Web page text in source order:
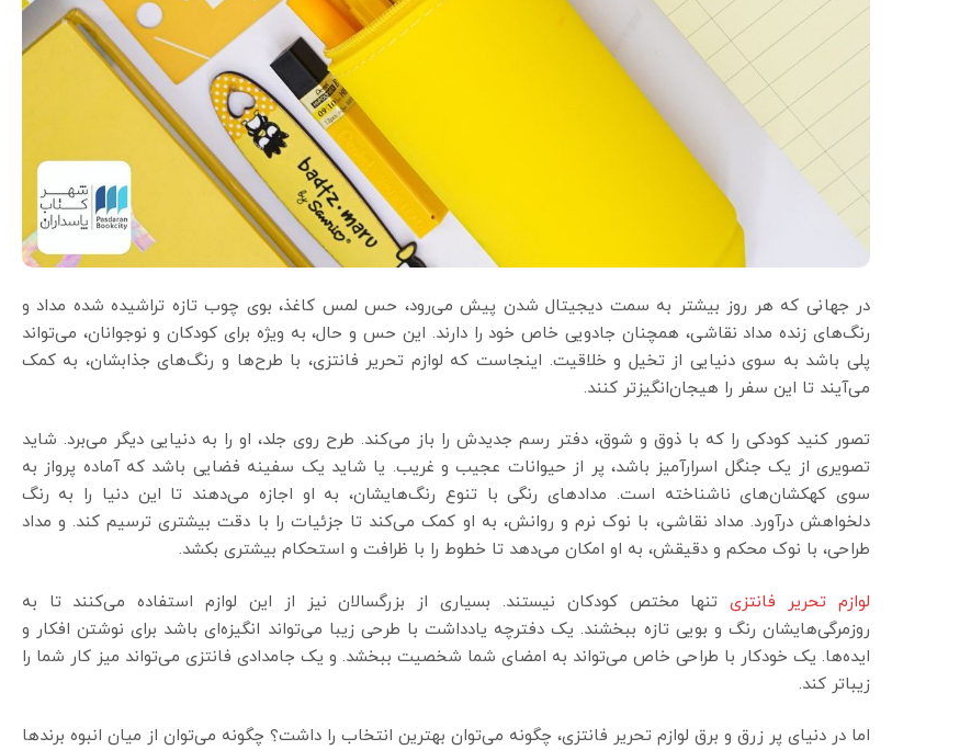
در جهانی که هر روز بیشتر به سمت دیجیتال شدن پیش می‌رود، حس لمس کاغذ، بوی چوب تازه تراشیده شده مداد و
رنگ‌های زنده مداد نقاشی، همچنان جادویی خاص خود را دارند. این حس و حال، به ویژه برای کودکان و نوجوانان، می‌تواند
پلی باشد به سوی دنیایی از تخیل و خلاقیت. اینجاست که لوازم تحریر فانتزی، با طرح‌ها و رنگ‌های جذابشان، به کمک
می‌آیند تا این سفر را هیجان‌انگیزتر کنند.
تصور کنید کودکی را که با ذوق و شوق، دفتر رسم جدیدش را باز می‌کند. طرح روی جلد، او را به دنیایی دیگر می‌برد. شاید
تصویری از یک جنگل اسرارآمیز باشد، پر از حیوانات عجیب و غریب. یا شاید یک سفینه فضایی باشد که آماده پرواز به
سوی کهکشان‌های ناشناخته است. مدادهای رنگی با تنوع رنگ‌هایشان، به او اجازه می‌دهند تا این دنیا را به رنگ
دلخواهش درآورد. مداد نقاشی، با نوک نرم و روانش، به او کمک می‌کند تا جزئیات را با دقت بیشتری ترسیم کند. و مداد
طراحی، با نوک محکم و دقیقش، به او امکان می‌دهد تا خطوط را با ظرافت و استحکام بیشتری بکشد.
لوازم تحریر فانتزیتنها مختص کودکان نیستند. بسیاری از بزرگسالان نیز از این لوازم استفاده می‌کنند تا به
روزمرگی‌هایشان رنگ و بویی تازه ببخشند. یک دفترچه یادداشت با طرحی زیبا می‌تواند انگیزه‌ای باشد برای نوشتن افکار و
ایده‌ها. یک خودکار با طراحی خاص می‌تواند به امضای شما شخصیت ببخشد. و یک جامدادی فانتزی می‌تواند میز کار شما را
زیباتر کند.
اما در دنیای پر زرق و برق لوازم تحریر فانتزی، چگونه می‌توان بهترین انتخاب را داشت؟ چگونه می‌توان از میان انبوه برندها